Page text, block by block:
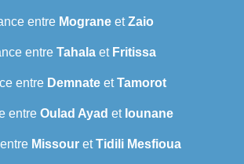
entre Mograne etZaio
entre Tahala et Fritissa
entre DemnateetTamorot
entre Oulad Ayad et Iounane
Missour etTidili Mesfioua